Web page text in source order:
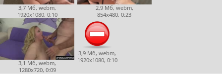
3,7 Мб, webm,
1920x1080, 0:10
2,9 Мб, webm,
854x480, 0:23
3,1 Мб, webm,
1280x720, 0:09
3,9 Мб, webm,
1920x1080, 0:10